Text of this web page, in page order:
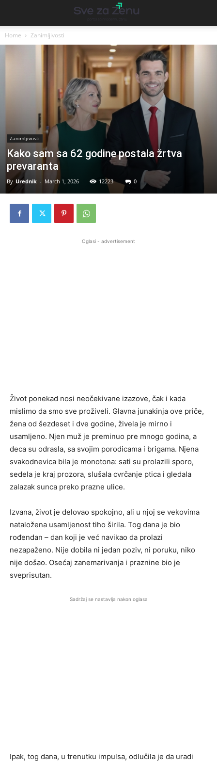
Home Zanimljivosti
Zanimljivosti
Kako sam sa 62 godine postala žrtva
prevaranta
By Urednik - March 1, 2026 12223 0
Oglasi - advertisement
Život ponekad nosi neočekivane izazove, čak i kada
mislimo da smo sve proživeli. Glavna junakinja ove priče,
žena od šezdeset i dve godine, živela je mirno i
usamljeno. Njen muž je preminuo pre mnogo godina, a
deca su odrasla, sa svojim porodicama i brigama. Njena
svakodnevica bila je monotona: sati su prolazili sporo,
sedela je kraj prozora, slušala cvrčanje ptica i gledala
zalazak sunca preko prazne ulice.
Izvana, život je delovao spokojno, ali u njoj se vekovima
nataložena usamljenost tiho širila. Tog dana je bio
rođendan – dan koji je već navikao da prolazi
nezapaženo. Nije dobila ni jedan poziv, ni poruku, niko
nije došao. Osećaj zanemarivanja i praznine bio je
sveprisutan.
Sadržaj se nastavlja nakon oglasa
Ipak, tog dana, u trenutku impulsa, odlučila je da uradi